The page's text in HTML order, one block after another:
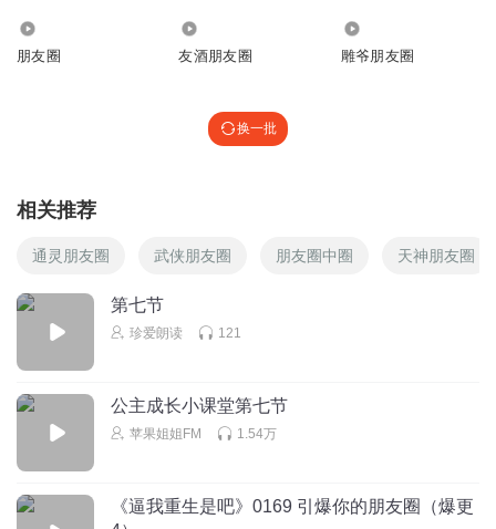
朋友圈 友酒朋友圈 雕爷朋友圈
换一批
相关推荐
通灵朋友圈 武侠朋友圈 朋友圈中圈 天神朋友圈
第七节
珍爱朗读 121
公主成长小课堂第七节
苹果姐姐FM 1.54万
《逼我重生是吧》0169 引爆你的朋友圈（爆更